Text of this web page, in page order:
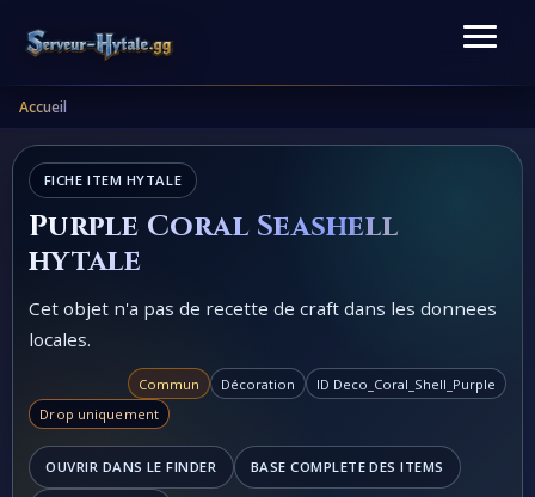
Accueil
FICHE ITEM HYTALE
Purple Coral Seashell
hytale
Cet objet n'a pas de recette de craft dans les donnees
locales.
Commun Décoration
ID Deco_Coral_Shell_Purple
Drop uniquement
OUVRIR DANS LE FINDER BASE COMPLETE DES ITEMS